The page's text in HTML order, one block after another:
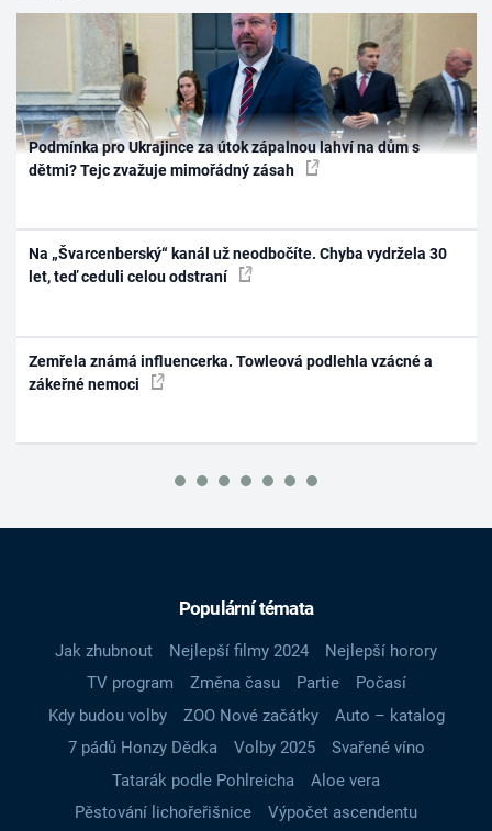
Podmínka pro Ukrajince za útok zápalnou lahví na dům s
dětmi? Tejc zvažuje mimořádný zásah
Na „Švarcenberský“ kanál už neodbočíte. Chyba vydržela 30
let, teď ceduli celou odstraní
Zemřela známá influencerka. Towleová podlehla vzácné a
zákeřné nemoci
Populární témata
Jak zhubnout Nejlepší filmy 2024
Nejlepší horory
TV program
Změna času Partie
Počasí
Kdy budou volby
ZOO Nové začátky
Auto – katalog
7 pádů Honzy Dědka
Volby 2025
Svařené víno
Tatarák podle Pohlreicha
Aloe vera
Pěstování lichořeřišnice
Výpočet ascendentu